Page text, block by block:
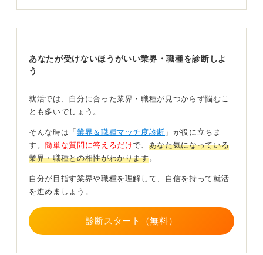
投資額が大きく、建物の老朽化にともない維持費もかか
スもあり、業界全体のイメージも悪くなっています。
接客で売るという販売方法も時流に合わなくなっていま
す。
あらゆる面で逆風が吹いている業界です。
また、百貨店の弱体化の原因としては委託販売方式とい
これは商品を仕入れずにメーカーに売り場を貸すという
形で、百貨店側が売れ残りのリスクを負わない分、利益
率も低いという方式なのですが、そのため自社の商品力
が育たず、専門店との競争に勝てなかったといわれてい
あなたが受けないほうがいい業界・職種を診断しよ
う
就活では、自分に合った業界・職種が見つからず悩むこ
とも多いでしょう。
そんな時は「 業界＆職種マッチ度診断 」が役に立ちま
す。簡単な質問に答えるだけで、 あなた気になっている
業界・職種との相性がわかります。
自分が目指す業界や職種を理解して、自信を持って就活
を進めましょう。
診断スタート（無料）